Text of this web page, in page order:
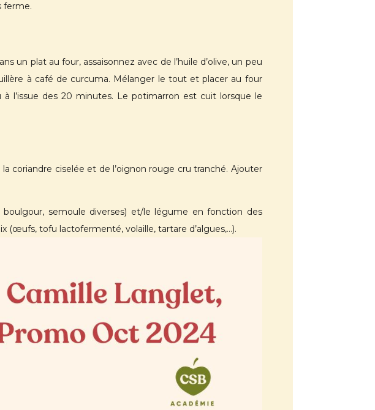
ferme.
un plat au four, assaisonnez avec de l’huile d’olive, un peu
à café de curcuma. Mélanger le tout et placer au four
l’issue des 20 minutes. Le potimarron est cuit lorsque le
coriandre ciselée et de l’oignon rouge cru tranché. Ajouter
semoule diverses) et/le légume en fonction des
(œufs, tofu lactofermenté, volaille, tartare d’algues,…).